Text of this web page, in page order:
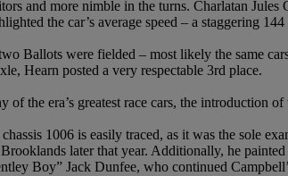
and more nimble in the turns. Charlatan
the car’s average speed – a staggering 144
Ballots were fielded – most likely the same
Hearn posted a very respectable 3rd place.
of the era’s greatest race cars, the introduction
1006 is easily traced, as it was the sole
later that year. Additionally, he
Boy” Jack Dunfee, who continued